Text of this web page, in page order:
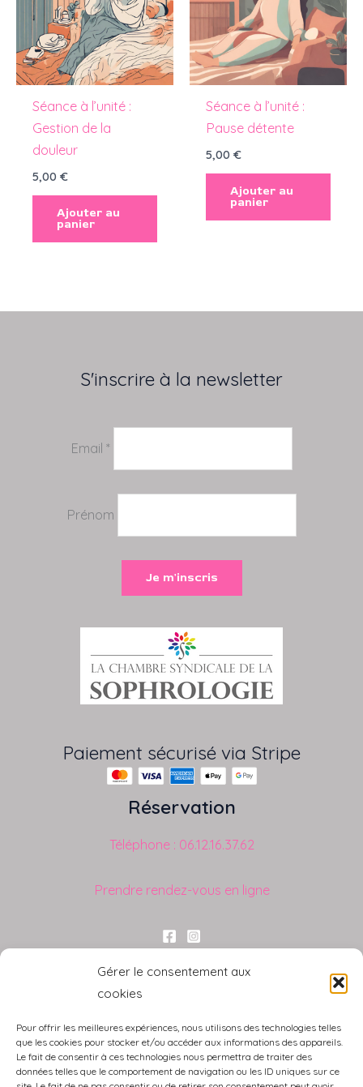
Gérer le consentement aux
cookies
Pour offrir les meilleures expériences, nous utilisons des technologies telles
que les cookies pour stocker et/ou accéder aux informations des appareils.
Le fait de consentir à ces technologies nous permettra de traiter des
données telles que le comportement de navigation ou les ID uniques sur ce
Séance à l’unité :
Gestion de la
douleur
5,00 €
Ajouter au
panier
Séance à l’unité :
Pause détente
5,00 €
Ajouter au
panier
S'inscrire à la newsletter
Email *
Prénom
Paiement sécurisé via Stripe
Réservation
Téléphone : 06.12.16.37.62
Prendre rendez-vous en ligne
Liens utiles
Mes spécialisations
Mon compte
Mentions Légales